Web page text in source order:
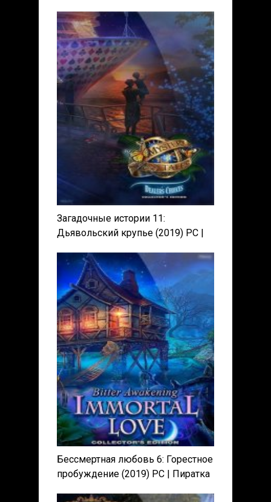
Загадочные истории 11:
Дьявольский крупье (2019) PC |
Бессмертная любовь 6: Горестное
пробуждение (2019) PC | Пиратка